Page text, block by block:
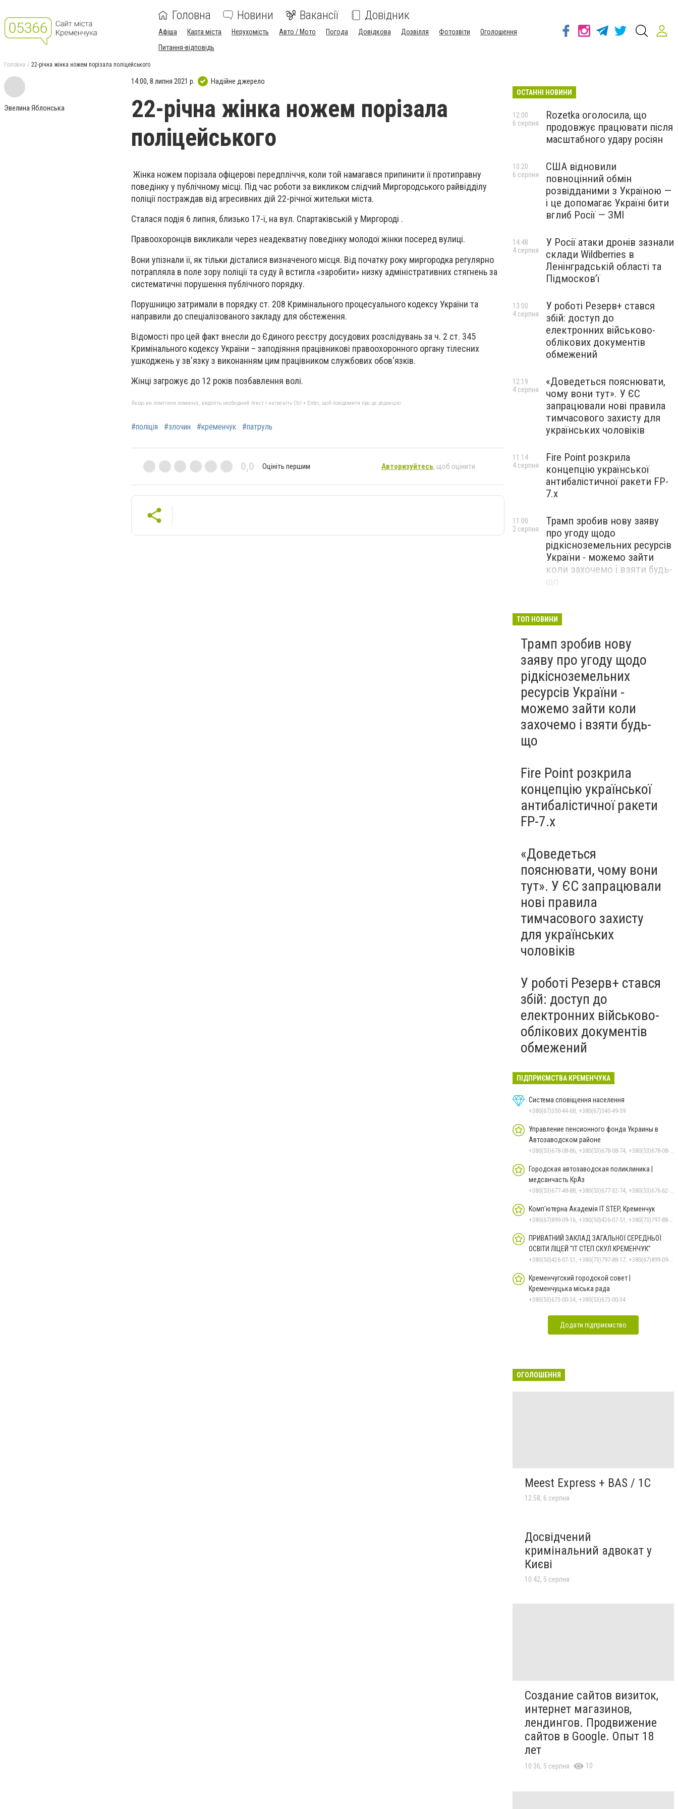
Головна Новини Вакансії Довідник
Афіша Карта міста Нерухомість Авто / Мото Погода Довідкова Дозвілля Фотозвіти
Оголошення
Питання-відповідь
Головна 22-річна жінка ножем порізала поліцейського
Эвелина Яблонська
14:00, 8 липня 2021 р. Надійне джерело
22-річна жінка ножем порізала
поліцейського
Жінка ножем порізала офіцерові передпліччя, коли той намагався припинити її протиправну
поведінку у публічному місці. Під час роботи за викликом слідчий Миргородського райвідділу
поліції постраждав від агресивних дій 22-річної жительки міста.
Сталася подія 6 липня, близько 17-ї, на вул. Спартаківській у Миргороді .
Правоохоронців викликали через неадекватну поведінку молодої жінки посеред вулиці.
Вони упізнали її, як тільки дісталися визначеного місця. Від початку року миргородка регулярно
потрапляла в поле зору поліції та суду й встигла «заробити» низку адміністративних стягнень за
систематичні порушення публічного порядку.
Порушницю затримали в порядку ст. 208 Кримінального процесуального кодексу України та
направили до спеціалізованого закладу для обстеження.
Відомості про цей факт внесли до Єдиного реєстру досудових розслідувань за ч. 2 ст. 345
Кримінального кодексу України – заподіяння працівникові правоохоронного органу тілесних
ушкоджень у зв'язку з виконанням цим працівником службових обов'язків.
Жінці загрожує до 12 років позбавлення волі.
Якщо ви помітили помилку, виділіть необхідний текст і натисніть Ctrl + Enter, щоб повідомити про це редакцію
#поліція #злочин #кременчук #патруль
0,0 Оцініть першим Авторизуйтесь, щоб оцінити
ОСТАННІ НОВИНИ
Rozetka оголосила, що
продовжує працювати після
масштабного удару росіян
12:00
6 серпня
США відновили
повноцінний обмін
розвідданими з Україною —
і це допомагає Україні бити
вглиб Росії — ЗМІ
10:20
6 серпня
У Росії атаки дронів зазнали
склади Wildberries в
Ленінградській області та
Підмосков’ї
14:48
4 серпня
У роботі Резерв+ стався
збій: доступ до
електронних військово-
облікових документів
обмежений
13:00
4 серпня
«Доведеться пояснювати,
чому вони тут». У ЄС
запрацювали нові правила
тимчасового захисту для
українських чоловіків
12:19
4 серпня
Fire Point розкрила
концепцію української
антибалістичної ракети FP-
7.x
11:14
4 серпня
Трамп зробив нову заяву
про угоду щодо
рідкісноземельних ресурсів
України - можемо зайти
коли захочемо і взяти будь-
що
11:00
2 серпня
призов”: ДБР проводить
ТЦК по всій Україні
31 липня
ТОП НОВИНИ
Трамп зробив нову
заяву про угоду щодо
рідкісноземельних
ресурсів України -
можемо зайти коли
захочемо і взяти будь-
що
Fire Point розкрила
концепцію української
антибалістичної ракети
FP-7.x
«Доведеться
пояснювати, чому вони
тут». У ЄС запрацювали
нові правила
тимчасового захисту
для українських
чоловіків
У роботі Резерв+ стався
збій: доступ до
електронних військово-
облікових документів
обмежений
ПІДПРИЄМСТВА КРЕМЕНЧУКА
Система сповіщення населення
+380(67)350-44-68, +380(67)340-49-59
Управление пенсионного фонда Украины в
Автозаводском районе
+380(53)678-08-86, +380(53)678-08-74, +380(53)678-08-83, +380(53)678-08-41, +380(53)678-09-05
Городская автозаводская поликлиника |
медсанчасть КрАз
+380(53)677-48-88, +380(53)677-32-74, +380(53)676-62-99, +380536766187
Комп'ютерна Академія IT STEP, Кременчук
+380(67)899-09-16, +380(50)426-07-51, +380(73)797-88-17
ПРИВАТНИЙ ЗАКЛАД ЗАГАЛЬНОЇ СЕРЕДНЬОЇ
ОСВІТИ ЛІЦЕЙ "ІТ СТЕП СКУЛ КРЕМЕНЧУК"
+380(50)426-07-51, +380(73)797-88-17, +380(67)899-09-16
Кременчугский городской совет |
Кременчуцька міська рада
+380(53)673-00-34, +380(53)673-00-34
Додати підприємство
ОГОЛОШЕННЯ
Meest Express + BAS / 1C
12:58, 6 серпня
Досвідчений
кримінальний адвокат у
Києві
10:42, 5 серпня
Создание сайтов визиток,
интернет магазинов,
лендингов. Продвижение
сайтов в Google. Опыт 18
лет
10:36, 5 серпня 10